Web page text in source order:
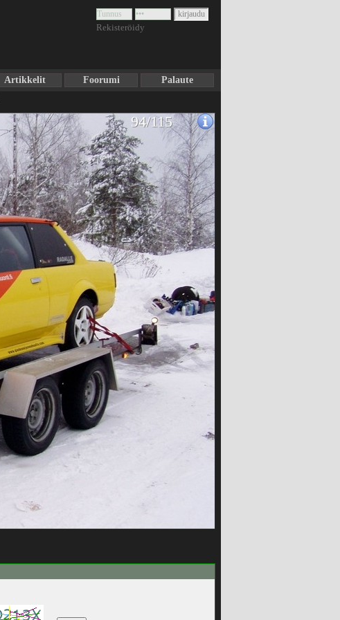
Rekisteröidy
Artikkelit Foorumi Palaute
94/115